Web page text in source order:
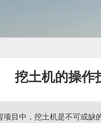
挖土机的操作
目中，挖土机是不可或缺